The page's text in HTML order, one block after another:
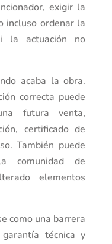
exigir la
incluso ordenar la
la actuación no
acaba la obra.
correcta puede
futura venta,
certificado de
También puede
comunidad de
elementos
como una barrera
técnica y